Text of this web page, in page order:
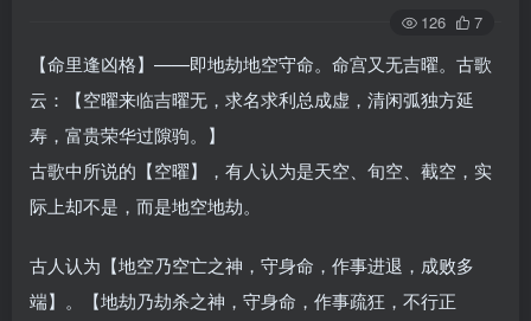
126 7
【命里逢凶格】——即地劫地空守命。命宫又无吉曜。古歌
云：【空曜来临吉曜无，求名求利总成虚，清闲弧独方延
寿，富贵荣华过隙驹。】
古歌中所说的【空曜】，有人认为是天空、旬空、截空，实
际上却不是，而是地空地劫。
古人认为【地空乃空亡之神，守身命，作事进退，成败多
端】。【地劫乃劫杀之神，守身命，作事疏狂，不行正